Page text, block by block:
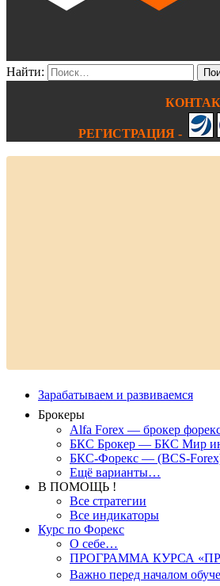
Найти:
РЕГИСТРАЦИЯ -
Зарабатываем и развиваемся
Брокеры
Alfa Forex — брокер
БКС Брокер — БКС Мир
БКС-Форекс — (BCS-
Ещё варианты…
В ПОМОЩЬ !
Все стратегии
Все индикаторы
Курс по Форекс
О себе…
ПРОГРАММА КУРСА
Важно перед началом